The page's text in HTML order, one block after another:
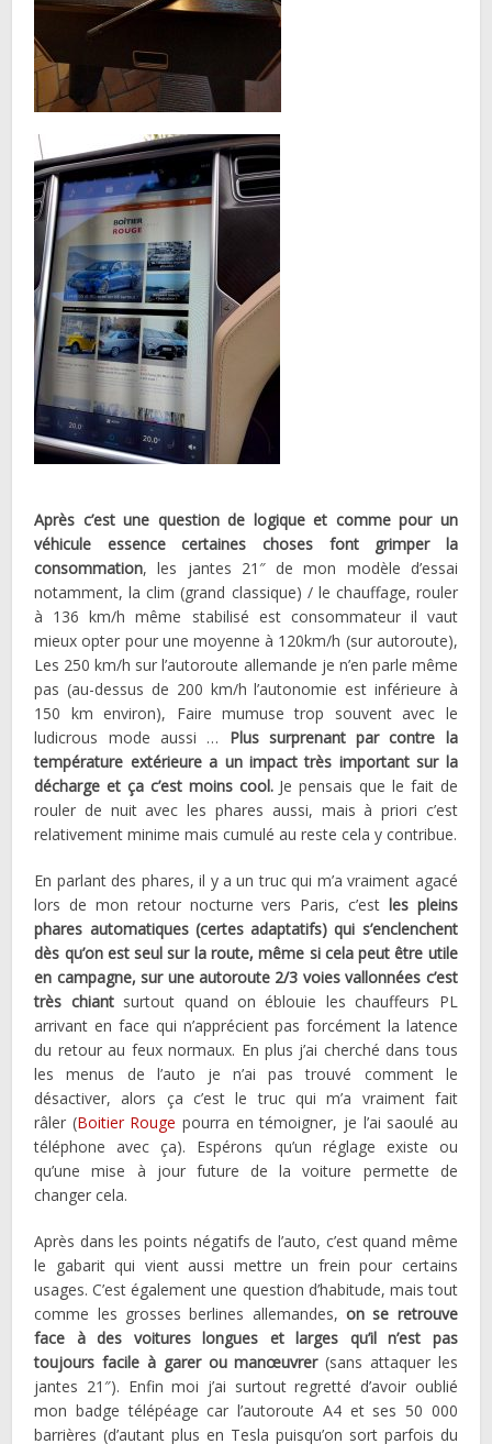
Après c’est une question de logique et comme pour un
véhicule essence certaines choses font grimper la
consommation, les jantes 21″ de mon modèle d’essai
notamment, la clim (grand classique) / le chauffage, rouler
à 136 km/h même stabilisé est consommateur il vaut
mieux opter pour une moyenne à 120km/h (sur autoroute),
Les 250 km/h sur l’autoroute allemande je n’en parle même
pas (au-dessus de 200 km/h l’autonomie est inférieure à
150 km environ), Faire mumuse trop souvent avec le
ludicrous mode aussi … Plus surprenant par contre la
température extérieure a un impact très important sur la
décharge et ça c’est moins cool.Je pensais que le fait de
rouler de nuit avec les phares aussi, mais à priori c’est
relativement minime mais cumulé au reste cela y contribue.
En parlant des phares, il y a un truc qui m’a vraiment agacé
lors de mon retour nocturne vers Paris, c’est les pleins
phares automatiques (certes adaptatifs) qui s’enclenchent
dès qu’on est seul sur la route, même si cela peut être utile
en campagne, sur une autoroute 2/3 voies vallonnées c’est
très chiantsurtout quand on éblouie les chauffeurs PL
arrivant en face qui n’apprécient pas forcément la latence
du retour au feux normaux. En plus j’ai cherché dans tous
les menus de l’auto je n’ai pas trouvé comment le
désactiver, alors ça c’est le truc qui m’a vraiment fait
râler (Boitier Rouge pourra en témoigner, je l’ai saoulé au
téléphone avec ça). Espérons qu’un réglage existe ou
qu’une mise à jour future de la voiture permette de
changer cela.
Après dans les points négatifs de l’auto, c’est quand même
le gabarit qui vient aussi mettre un frein pour certains
usages. C’est également une question d’habitude, mais tout
comme les grosses berlines allemandes,on se retrouve
face à des voitures longues et larges qu’il n’est pas
toujours facile à garer ou manœuvrer(sans attaquer les
jantes 21″). Enfin moi j’ai surtout regretté d’avoir oublié
mon badge télépéage car l’autoroute A4 et ses 50 000
barrières (d’autant plus en Tesla puisqu’on sort parfois du